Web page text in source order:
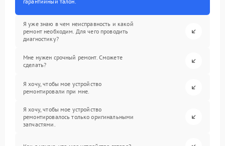
Я уже знаю в чем неисправность и какой
ремонт необходим. Для чего проводить
диагностику?
Мне нужен срочный ремонт. Сможете
сделать?
Я хочу, чтобы мое устройство
ремонтировали при мне.
Я хочу, чтобы мое устройство
ремонтировалось только оригинальными
запчастями.